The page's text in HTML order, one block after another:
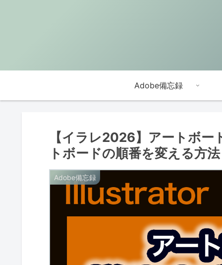
Adobe備忘録
【イラレ2026】アートボ
トボードの順番を変える方
Adobe備忘録